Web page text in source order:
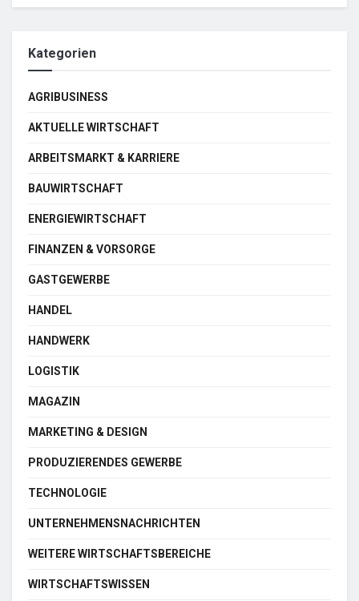
Kategorien
AGRIBUSINESS
AKTUELLE WIRTSCHAFT
ARBEITSMARKT & KARRIERE
BAUWIRTSCHAFT
ENERGIEWIRTSCHAFT
FINANZEN & VORSORGE
GASTGEWERBE
HANDEL
HANDWERK
LOGISTIK
MAGAZIN
MARKETING & DESIGN
PRODUZIERENDES GEWERBE
TECHNOLOGIE
UNTERNEHMENSNACHRICHTEN
WEITERE WIRTSCHAFTSBEREICHE
WIRTSCHAFTSWISSEN